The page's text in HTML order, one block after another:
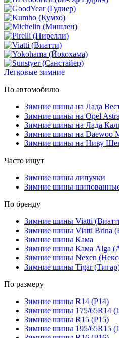
Легковые зимние
По автомобилю
Зимние шины на Лада
Зимние шины на Opel
Зимние шины на Лада
Зимние шины на Daewoo
Зимние шины на Ниву
Часто ищут
Зимние шины липучки
Зимние шины
По бренду
Зимние шины Viatti
Зимние шины Viatti Brina
Зимние шины Кама
Зимние шины Кама Alga
Зимние шины Nexen
Зимние шины Tigar
По размеру
Зимние шины R14 (Р14)
Зимние шины 175/65R14
Зимние шины R15 (Р15)
Зимние шины 195/65R15